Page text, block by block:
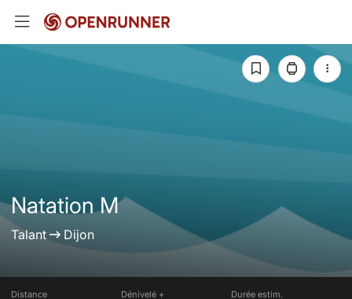
Natation M
Talant Dijon
Distance Dénivelé + Durée estim.